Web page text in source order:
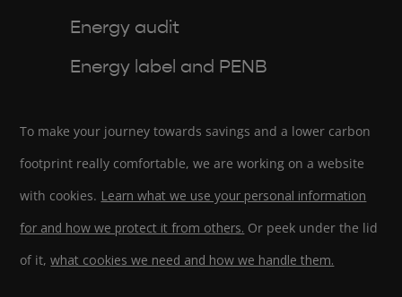
Energy audit
Energy label and PENB
To make your journey towards savings and a lower carbon
footprint really comfortable, we are working on a website
with cookies. Learn what we use your personal information
for and how we protect it from others. Or peek under the lid
of it,what cookies we need and how we handle them.